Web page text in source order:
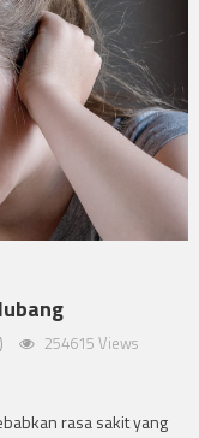
254615 Views
rasa sakit yang